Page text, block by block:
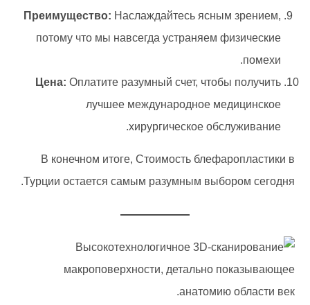
Преимущество:Наслаждайтесь ясным зрением,
потому что мы навсегда устраняем физические
помехи.
Цена:Оплатите разумный счет, чтобы получить
лучшее международное медицинское
хирургическое обслуживание.
В конечном итоге, Стоимость блефаропластики в
Турции остается самым разумным выбором сегодня.